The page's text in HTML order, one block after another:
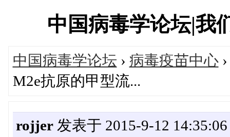
中国病毒学论坛|我
中国病毒学论坛 › 病毒疫苗中心›
M2e抗原的甲型流...
rojjer发表于 2015-9-12 14:35:06